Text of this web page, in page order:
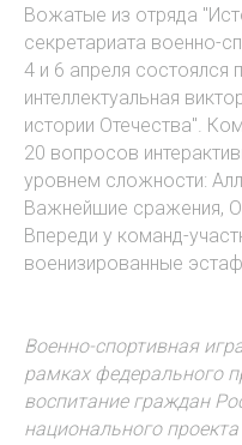
Вожатые из отряда
секретариата военно-
4 и 6 апреля состоялся
интеллектуальная
истории Отечества".
20 вопросов
уровнем сложности:
Важнейшие сражения,
Впереди у команд-
военизированные
Военно-спортивная
рамках федерального
воспитание граждан
национального